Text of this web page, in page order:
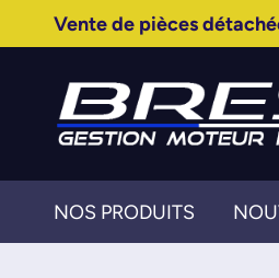
Vente de pièces
NOS PRODUITS